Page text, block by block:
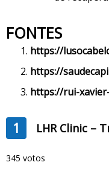
FONTES
https://
https://
https://rui-
1 LHR Clinic –
345 votos